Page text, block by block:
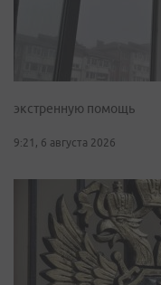
экстренную помощь
9:21, 6 августа 2026